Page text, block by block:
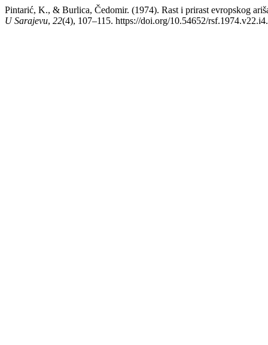
Pintarić, K., & Burlica, Čedomir. (1974). Rast i prirast evropskog
U Sarajevu, 22(4), 107–115. https://doi.org/10.54652/